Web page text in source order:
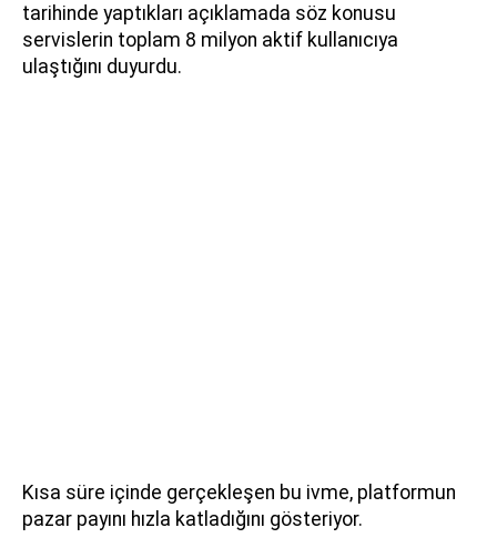
tarihinde yaptıkları açıklamada söz konusu
servislerin toplam 8 milyon aktif kullanıcıya
ulaştığını duyurdu.
Kısa süre içinde gerçekleşen bu ivme, platformun
pazar payını hızla katladığını gösteriyor.